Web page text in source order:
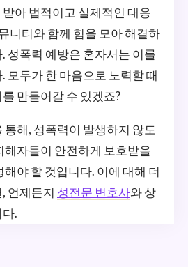
아 법적이고 실제적인 대응
니티와 함께 힘을 모아 해결하
성폭력 예방은 혼자서는 이룰
모두가 한 마음으로 노력할 때
만들어갈 수 있겠죠?
통해, 성폭력이 발생하지 않도
해자들이 안전하게 보호받을
야 할 것입니다. 이에 대해 더
언제든지 성전문 변호사와 상
.